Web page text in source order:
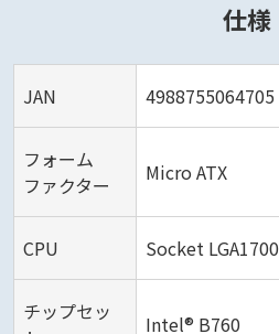
仕様
JAN 4988755064705
フォーム
ファクター
Micro ATX
CPU Socket LGA1700
チップセッ
Intel® B760